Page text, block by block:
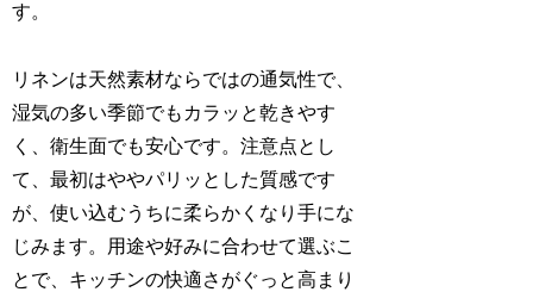
す。
リネンは天然素材ならではの通気性で、
湿気の多い季節でもカラッと乾きやす
く、衛生面でも安心です。注意点とし
て、最初はややパリッとした質感です
が、使い込むうちに柔らかくなり手にな
じみます。用途や好みに合わせて選ぶこ
とで、キッチンの快適さがぐっと高まり